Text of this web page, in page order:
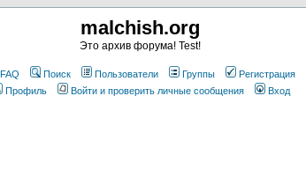
malchish.org
Это архив форума! Test!
FAQ Поиск Пользователи Группы
Регистрация
Профиль
Войти и проверить личные сообщения Вход